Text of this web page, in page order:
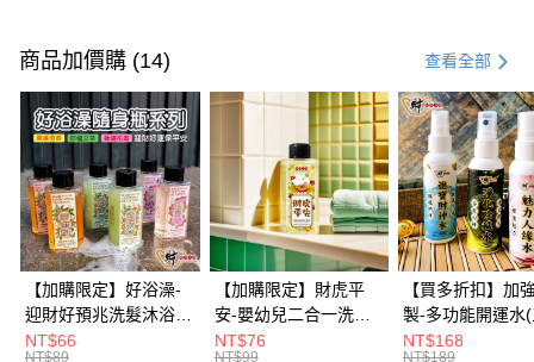
信用卡一次付款
信用卡分期付款
3 期 0 利率 每期NT$49 21家銀行
合作金庫商業銀行
第一商業銀行
華南商業銀行
彰化商業銀行
上海商業儲蓄銀行
台北富邦商業銀行
國泰世華商業銀行
兆豐國際商業銀行
臺灣中小企業銀行
台中商業銀行
匯豐（台灣）商業銀行
華泰商業銀行
聯邦商業銀行
遠東國際商業銀行
元大商業銀行
6 期 0 利率 每期NT$24 21家銀行
合作金庫商業銀行
第一商業銀行
華南商業銀行
彰化商業銀行
上海商業儲蓄銀行
台北富邦商業銀行
國泰世華商業銀行
兆豐國際商業銀行
臺灣中小企業銀行
台中商業銀行
匯豐（台灣）商業銀行
12 期 0 利率 每期NT$12 21家銀行
合作金庫商業銀行
第一商業銀行
華南商業銀行
彰化商業銀行
上海商業儲蓄銀行
台北富邦商業銀行
國泰世華商業銀行
兆豐國際商業銀行
臺灣中小企業銀行
超商取貨付款
LINE Pay
Apple Pay
商品加價購 (14) 查看全部
【加購限定】好浴澡-
迎財好預兆洗髮沐浴露
60ml(六款任選)【財神
NT$66
NT$89
【加購限定】財虎平
安-嬰幼兒二合一洗髮
沐浴露60ml《財神小
NT$76
NT$99
【買多折扣】加
製-多功能開運水
任選)《大師特製
NT$168
NT$189